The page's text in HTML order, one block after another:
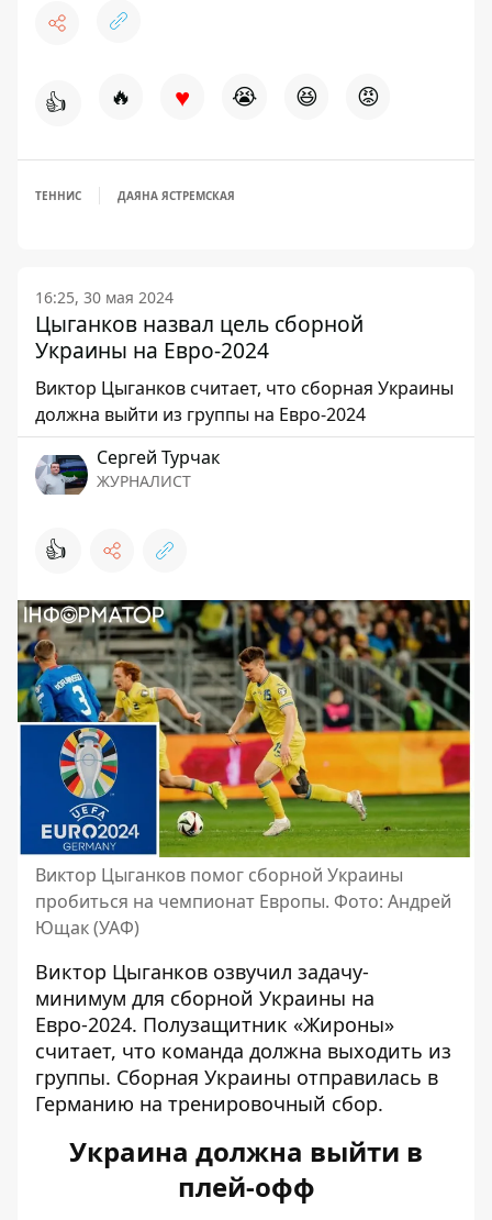
👍 🔥 ♥ 😭 😆 😡
ТЕННИС ДАЯНА ЯСТРЕМСКАЯ
16:25, 30 мая 2024
Цыганков назвал цель сборной
Украины на Евро-2024
Виктор Цыганков считает, что сборная Украины
должна выйти из группы на Евро-2024
Сергей Турчак
ЖУРНАЛИСТ
👍
Виктор Цыганков помог сборной Украины
пробиться на чемпионат Европы. Фото: Андрей
Ющак (УАФ)
Виктор Цыганков озвучил задачу-
минимум для сборной Украины на
Евро-2024. Полузащитник «Жироны»
считает, что команда должна выходить из
группы. Сборная Украины отправилась в
Германию на тренировочный сбор.
Украина должна выйти в
плей-офф